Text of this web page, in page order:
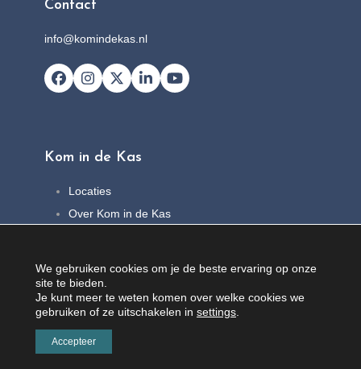
Contact
info@komindekas.nl
Facebook
Instagram
X LinkedInYouTube
Kom in de Kas
Locaties
Over Kom in de Kas
Contact
We gebruiken cookies om je de beste ervaring op onze
site te bieden.
Je kunt meer te weten komen over welke cookies we
gebruiken of ze uitschakelen in settings
Accepteer